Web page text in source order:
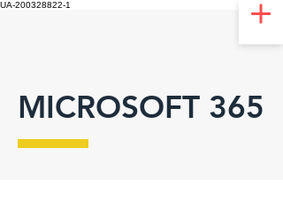
UA-200328822-1
MICROSOFT 365